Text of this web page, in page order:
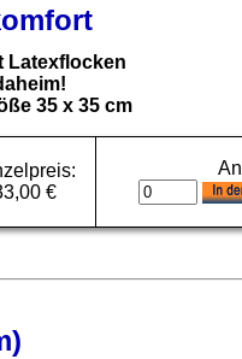
Latexflocken
35 x 35 cm
€